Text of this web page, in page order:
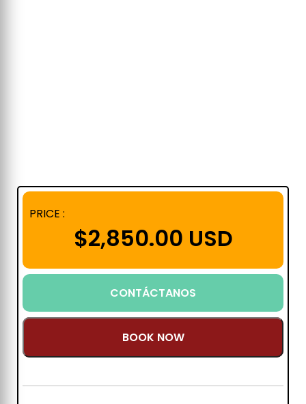
PRICE :
$2,850.00 USD
CONTÁCTANOS
BOOK NOW